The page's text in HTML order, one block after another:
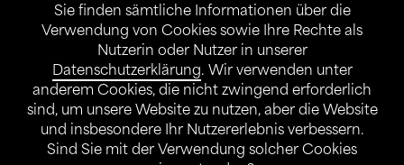
Sie finden sämtliche Informationen über die
Verwendung von Cookies sowie Ihre Rechte als
Nutzerin oder Nutzer in unserer
Datenschutzerklärung. Wir verwenden unter
anderem Cookies, die nicht zwingend erforderlich
sind, um unsere Website zu nutzen, aber die Website
und insbesondere Ihr Nutzererlebnis verbessern.
Sind Sie mit der Verwendung solcher Cookies